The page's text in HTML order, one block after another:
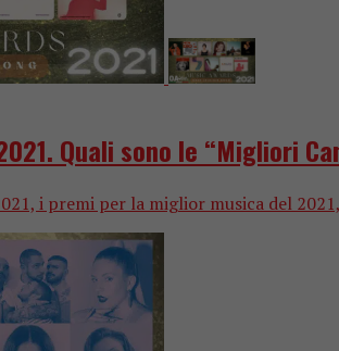
2021. Quali sono le “Migliori
i premi per la miglior musica del